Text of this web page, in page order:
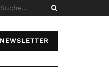
NEWSLETTER